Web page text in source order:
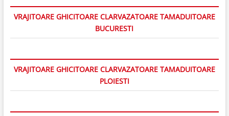
VRAJITOARE GHICITOARE CLARVAZATOARE TAMADUITOARE
BUCURESTI
VRAJITOARE GHICITOARE CLARVAZATOARE TAMADUITOARE
PLOIESTI